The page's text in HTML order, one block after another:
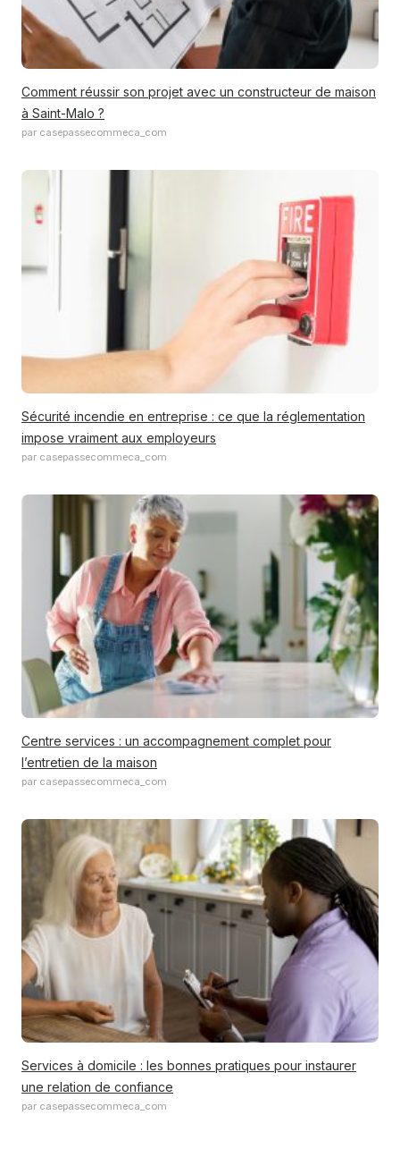
Comment réussir son projet avec un constructeur de maison
à Saint-Malo ?
par casepassecommeca_com
Sécurité incendie en entreprise : ce que la réglementation
impose vraiment aux employeurs
par casepassecommeca_com
Centre services : un accompagnement complet pour
l’entretien de la maison
par casepassecommeca_com
Services à domicile : les bonnes pratiques pour instaurer
une relation de confiance
par casepassecommeca_com